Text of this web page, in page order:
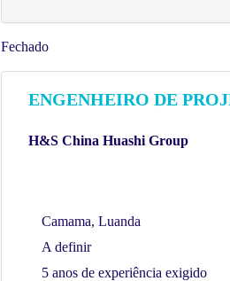
Fechado
ENGENHEIRO DE
H&S China Huashi Group
Camama, Luanda
A definir
5 anos de experiência exigido